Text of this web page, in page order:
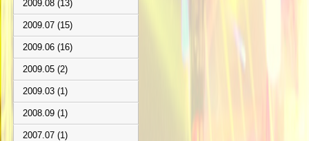
2009.08 (13)
2009.07 (15)
2009.06 (16)
2009.05 (2)
2009.03 (1)
2008.09 (1)
2007.07 (1)